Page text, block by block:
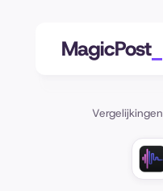
MagicPost
Vergelijkingen